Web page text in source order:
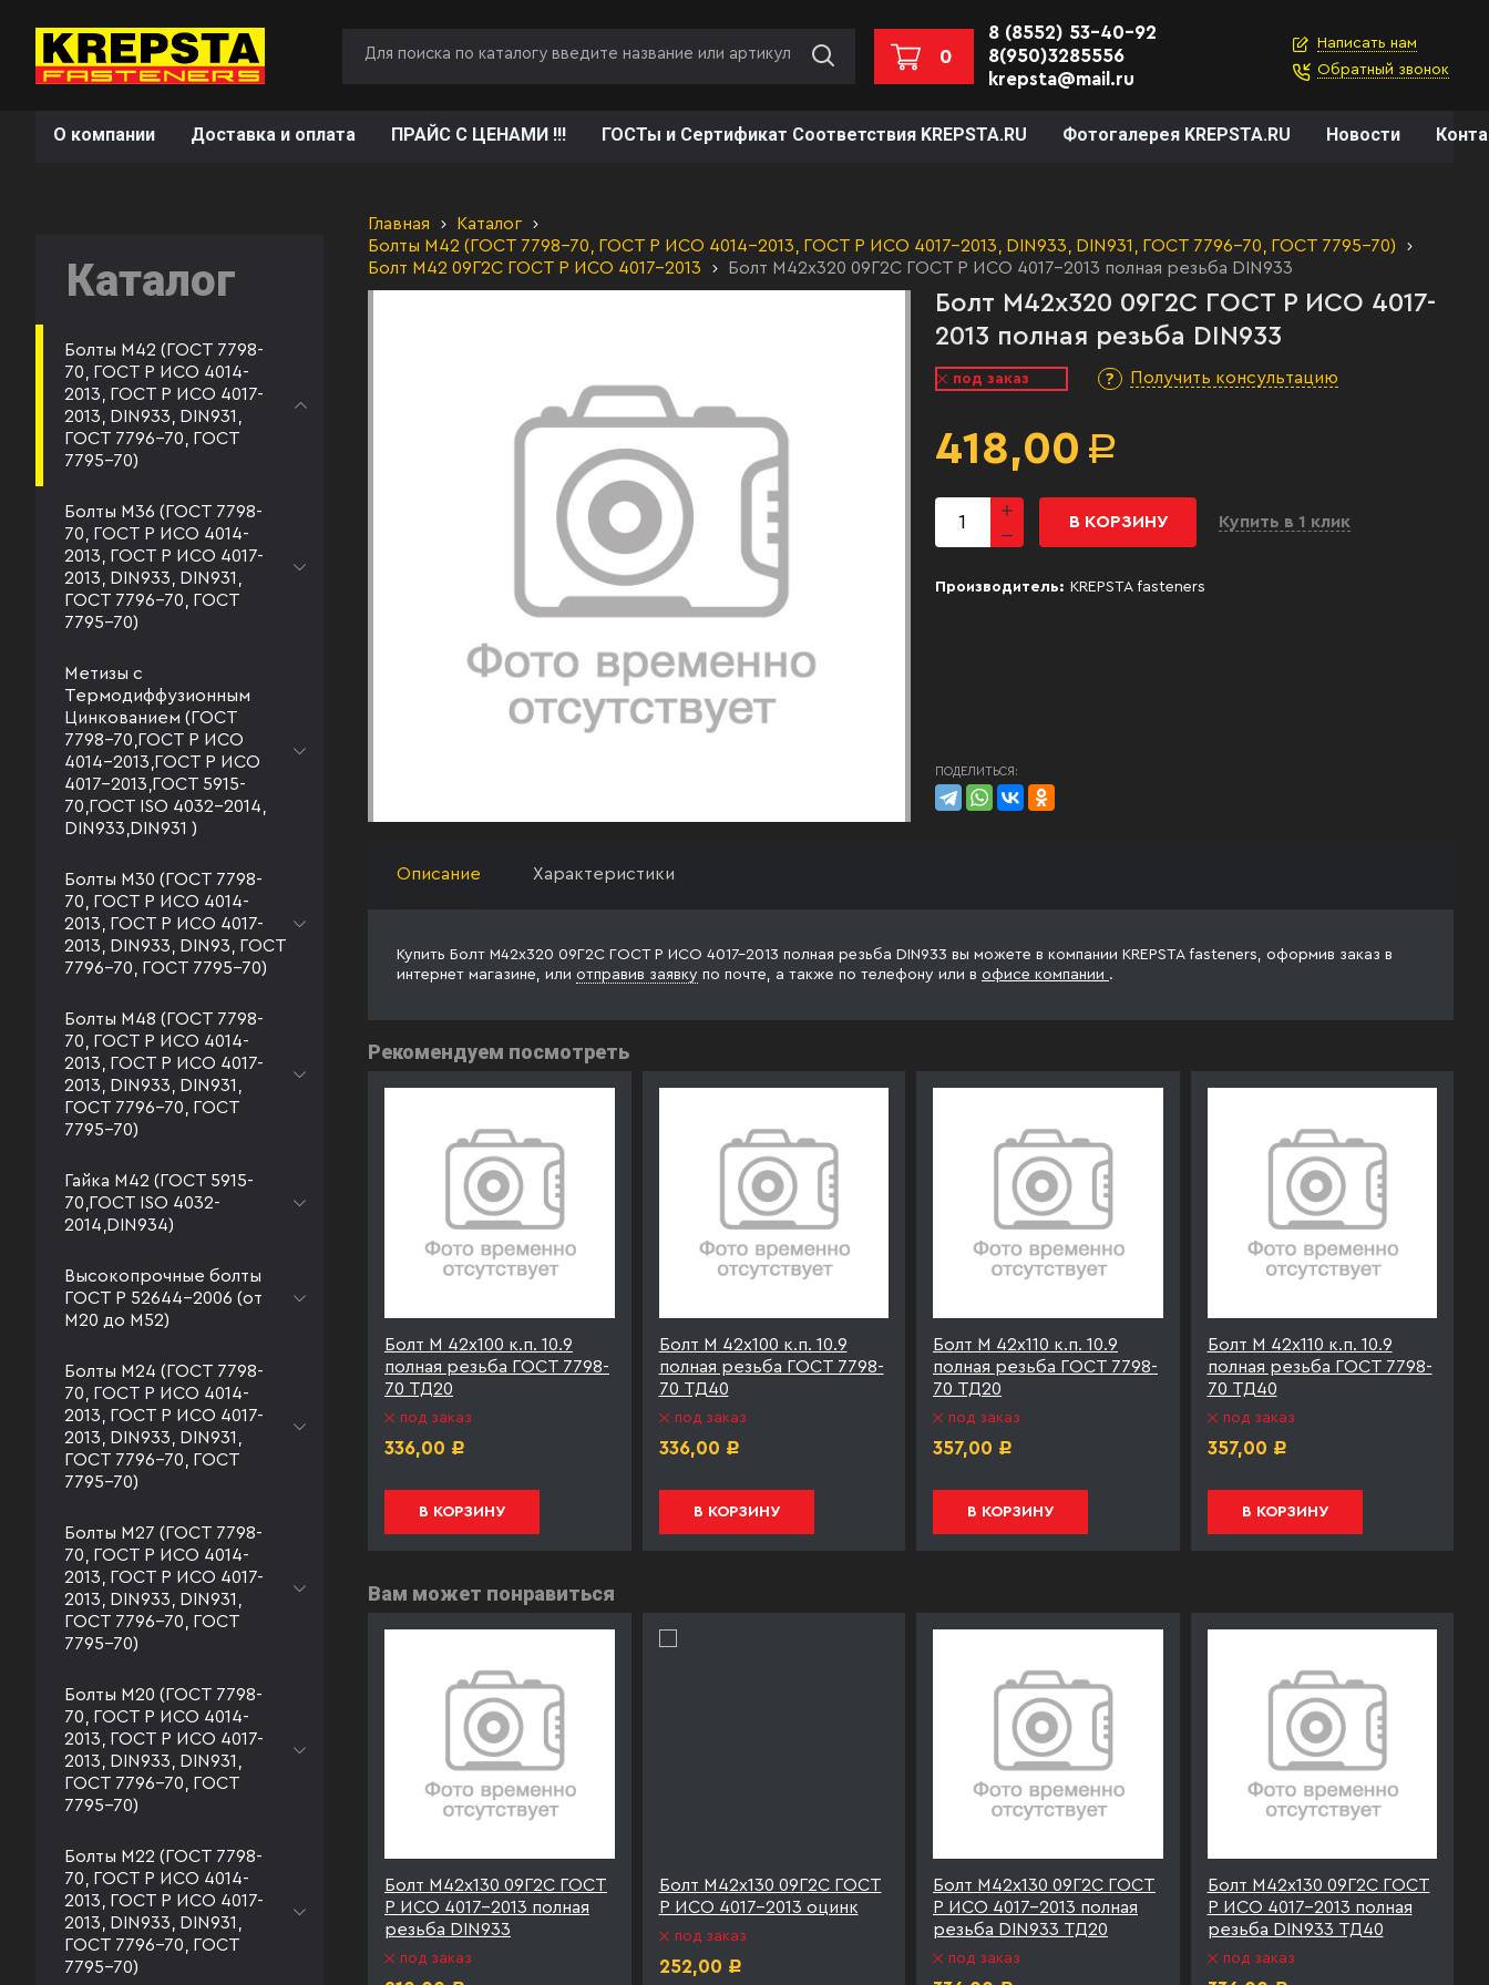
0
8 (8552) 53-40-92
8(950)3285556
krepsta@mail.ru
Написать нам
Обратный звонок
О компании Доставка и оплата ПРАЙС С ЦЕНАМИ !!! ГОСТы и Сертификат Соответствия KREPSTA.RU Фотогалерея KREPSTA.RU Новости
Каталог
Болты М42 (ГОСТ 7798-
70, ГОСТ Р ИСО 4014-
2013, ГОСТ Р ИСО 4017-
2013, DIN933, DIN931,
ГОСТ 7796-70, ГОСТ
7795-70)
Болты М36 (ГОСТ 7798-
70, ГОСТ Р ИСО 4014-
2013, ГОСТ Р ИСО 4017-
2013, DIN933, DIN931,
ГОСТ 7796-70, ГОСТ
7795-70)
Метизы с
Термодиффузионным
Цинкованием (ГОСТ
7798-70,ГОСТ Р ИСО
4014-2013,ГОСТ Р ИСО
4017-2013,ГОСТ 5915-
70,ГОСТ ISO 4032-2014,
DIN933,DIN931 )
Болты М30 (ГОСТ 7798-
70, ГОСТ Р ИСО 4014-
2013, ГОСТ Р ИСО 4017-
2013, DIN933, DIN93, ГОСТ
7796-70, ГОСТ 7795-70)
Болты М48 (ГОСТ 7798-
70, ГОСТ Р ИСО 4014-
2013, ГОСТ Р ИСО 4017-
2013, DIN933, DIN931,
ГОСТ 7796-70, ГОСТ
7795-70)
Гайка М42 (ГОСТ 5915-
70,ГОСТ ISO 4032-
2014,DIN934)
Высокопрочные болты
ГОСТ Р 52644-2006 (от
М20 до М52)
Болты М24 (ГОСТ 7798-
70, ГОСТ Р ИСО 4014-
2013, ГОСТ Р ИСО 4017-
2013, DIN933, DIN931,
ГОСТ 7796-70, ГОСТ
7795-70)
Болты М27 (ГОСТ 7798-
70, ГОСТ Р ИСО 4014-
2013, ГОСТ Р ИСО 4017-
2013, DIN933, DIN931,
ГОСТ 7796-70, ГОСТ
7795-70)
Болты М20 (ГОСТ 7798-
70, ГОСТ Р ИСО 4014-
2013, ГОСТ Р ИСО 4017-
2013, DIN933, DIN931,
ГОСТ 7796-70, ГОСТ
7795-70)
Болты М22 (ГОСТ 7798-
70, ГОСТ Р ИСО 4014-
2013, ГОСТ Р ИСО 4017-
2013, DIN933, DIN931,
ГОСТ 7796-70, ГОСТ
7795-70)
Главная
Каталог
Болты М42 (ГОСТ 7798-70, ГОСТ Р ИСО 4014-2013, ГОСТ Р ИСО 4017-2013, DIN933, DIN931, ГОСТ 7796-70, ГОСТ 7795-70)
Болт М42 09Г2С ГОСТ Р ИСО 4017-2013
Болт М42х320 09Г2С ГОСТ Р ИСО 4017-2013 полная резьба DIN933
Болт М42х320 09Г2С ГОСТ Р ИСО 4017-
2013 полная резьба DIN933
под заказ Получить консультацию
418,00 Р
В КОРЗИНУ Купить в 1 клик
Производитель: KREPSTA fasteners
ПОДЕЛИТЬСЯ:
Описание Характеристики
Купить Болт М42х320 09Г2С ГОСТ Р ИСО 4017-2013 полная резьба DIN933 вы можете в компании KREPSTA fasteners, оформив заказ в
интернет магазине, или отправив заявку по почте, а также по телефону или в офисе компании .
Рекомендуем посмотреть
полная резьба ГОСТ 7798-
70 ТД40
под заказ
399,00 Р
Болт М 42х100 к.п. 10.9
полная резьба ГОСТ 7798-
70 ТД20
под заказ
336,00 Р
В КОРЗИНУ
Болт М 42х100 к.п. 10.9
полная резьба ГОСТ 7798-
70 ТД40
под заказ
336,00 Р
В КОРЗИНУ
Болт М 42х110 к.п. 10.9
полная резьба ГОСТ 7798-
70 ТД20
под заказ
357,00 Р
В КОРЗИНУ
Болт М 42х110 к.п. 10.9
полная резьба ГОСТ 7798-
70 ТД40
под заказ
357,00 Р
В КОРЗИНУ
Вам может понравиться
Болт М42х140 09Г2С ГОСТ
Р ИСО 4017-2013 полная
резьба
под заказ
Болт М42х130 09Г2С ГОСТ
Р ИСО 4017-2013 полная
резьба DIN933
под заказ
Болт М42х130 09Г2С ГОСТ
Р ИСО 4017-2013 оцинк
под заказ
252,00 Р
Болт М42х130 09Г2С ГОСТ
Р ИСО 4017-2013 полная
резьба DIN933 ТД20
под заказ
Болт М42х130 09Г2С ГОСТ
Р ИСО 4017-2013 полная
резьба DIN933 ТД40
под заказ